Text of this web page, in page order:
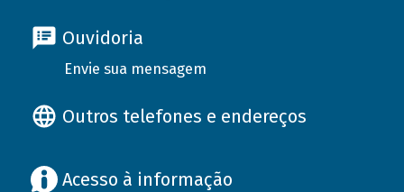
Ouvidoria
Envie sua mensagem
Outros telefones e endereços
Acesso à informação